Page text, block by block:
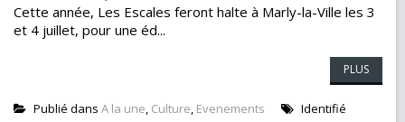
Cette année, Les Escales feront halte à Marly-la-Ville les 3
et 4 juillet, pour une éd...
PLUS
Publié dans A la une, Culture, Evenements
Identifié